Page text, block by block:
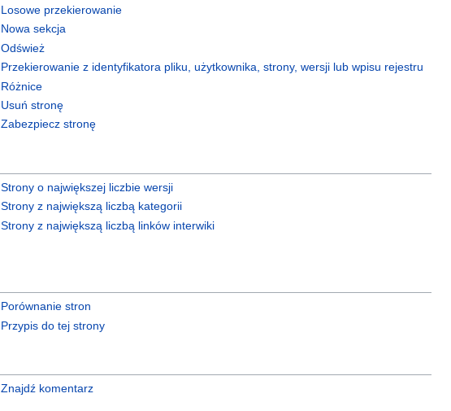
Losowe przekierowanie
Nowa sekcja
Odśwież
Przekierowanie z identyfikatora pliku, użytkownika, strony, wersji lub wpisu rejestru
Różnice
Usuń stronę
Zabezpiecz stronę
Strony o największej liczbie wersji
Strony z największą liczbą kategorii
Strony z największą liczbą linków interwiki
Porównanie stron
Przypis do tej strony
Znajdź komentarz